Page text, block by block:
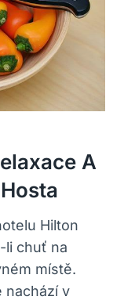
A
Hilton
li chuť na
místě.
nachází v